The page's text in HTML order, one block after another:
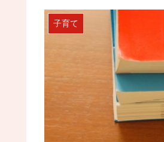
子育て